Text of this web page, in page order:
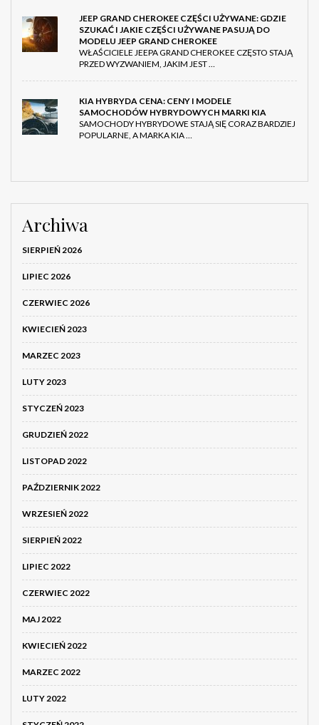
JEEP GRAND CHEROKEE CZĘŚCI UŻYWANE: GDZIE
SZUKAĆ I JAKIE CZĘŚCI UŻYWANE PASUJĄ DO
MODELU JEEP GRAND CHEROKEE
WŁAŚCICIELE JEEPA GRAND CHEROKEE CZĘSTO STAJĄ
PRZED WYZWANIEM, JAKIM JEST …
KIA HYBRYDA CENA: CENY I MODELE
SAMOCHODÓW HYBRYDOWYCH MARKI KIA
SAMOCHODY HYBRYDOWE STAJĄ SIĘ CORAZ BARDZIEJ
POPULARNE, A MARKA KIA …
Archiwa
SIERPIEŃ 2026
LIPIEC 2026
CZERWIEC 2026
KWIECIEŃ 2023
MARZEC 2023
LUTY 2023
STYCZEŃ 2023
GRUDZIEŃ 2022
LISTOPAD 2022
PAŹDZIERNIK 2022
WRZESIEŃ 2022
SIERPIEŃ 2022
LIPIEC 2022
CZERWIEC 2022
MAJ 2022
KWIECIEŃ 2022
MARZEC 2022
LUTY 2022